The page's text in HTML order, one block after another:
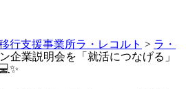
行支援事業所ラ・レコルト > ラ・
企業説明会を「就活につなげる」